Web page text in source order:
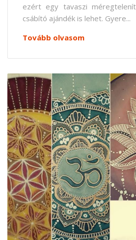
ezért egy tavaszi
csábító ajándék is lehet. Gyere...
Tovább olvasom